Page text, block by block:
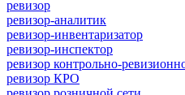
ревизор
ревизор-аналитик
ревизор-инвентаризатор
ревизор-инспектор
ревизор контрольно-
ревизор КРО